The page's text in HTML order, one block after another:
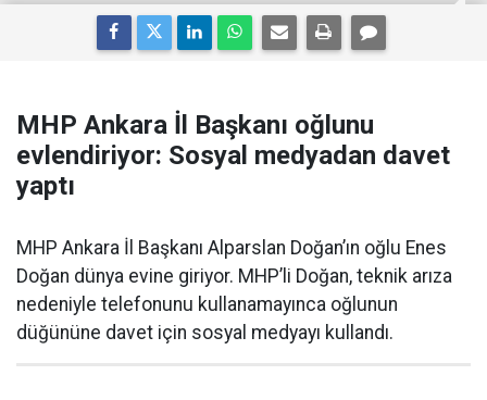
MHP Ankara İl Başkanı oğlunu
evlendiriyor: Sosyal medyadan davet
yaptı
MHP Ankara İl Başkanı Alparslan Doğan’ın oğlu Enes
Doğan dünya evine giriyor. MHP’li Doğan, teknik arıza
nedeniyle telefonunu kullanamayınca oğlunun
düğününe davet için sosyal medyayı kullandı.